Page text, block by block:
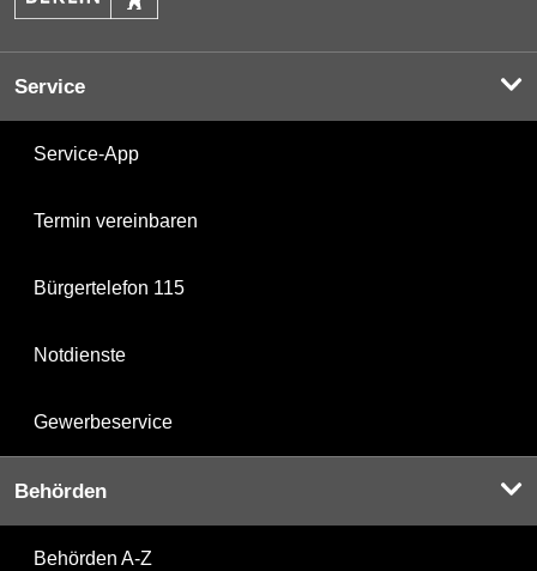
Service
Service-App
Termin vereinbaren
Bürgertelefon 115
Notdienste
Gewerbeservice
Behörden
Behörden A-Z